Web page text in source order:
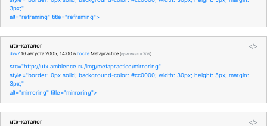
3px;"
alt="reframing" title="reframing">
</>
utx-каталог
dvv7 16 августа 2005, 14:00 в посте Metapractice (оригинал в ЖЖ)
src="http://utx.ambience.ru/img/metapractice/mirroring"
style="border: 0px solid; background-color: #cc0000; width: 30px; height: 5px; margin:
3px;"
alt="mirroring" title="mirroring">
</>
utx-каталог